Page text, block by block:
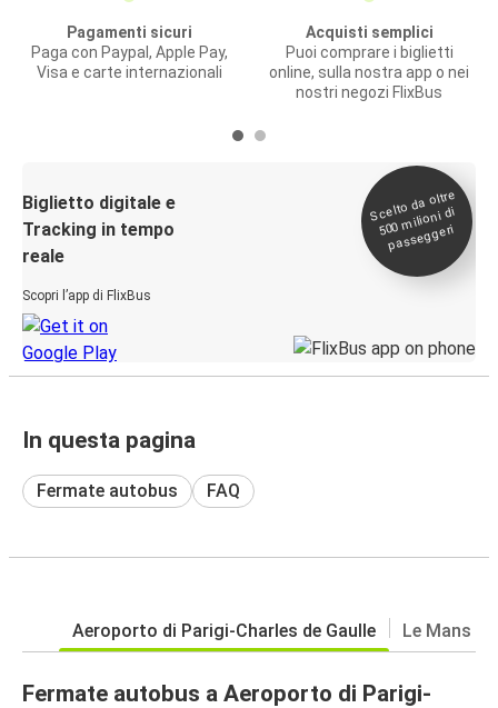
Pagamenti sicuri
Paga con Paypal, Apple Pay,
Visa e carte internazionali
Acquisti semplici
Puoi comprare i biglietti
online, sulla nostra app o nei
nostri negozi FlixBus
Biglietto digitale e
Tracking in tempo
reale
Scopri l’app di FlixBus
Scelto da oltre
500
milioni di
passeggeri
In questa pagina
Fermate autobus FAQ
Aeroporto di Parigi-Charles de Gaulle Le Mans
Fermate autobus a Aeroporto di Parigi-